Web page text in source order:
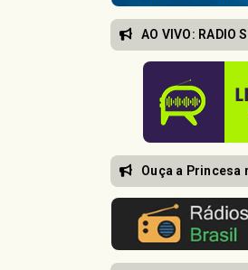
AO VIVO: RADIO
Ouça a Princesa no: